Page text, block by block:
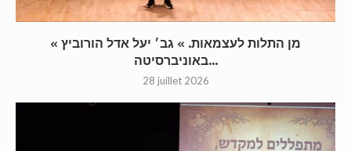
« מן התלות לעצמאות. » גב׳ יעל אדל הורוביץ
באוניברסיטה...
28 juillet 2026